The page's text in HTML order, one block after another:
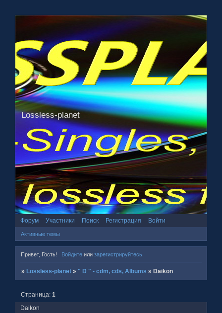
Lossless-planet
Форум Участники Поиск Регистрация Войти
Активные темы
Привет, Гость! Войдитеили зарегистрируйтесь.
» Lossless-planet » " D " - cdm, cds, Albums » Daikon
Daikon
Страница:1